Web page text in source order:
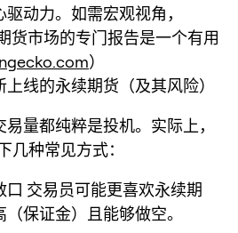
动力。如需宏观视角，
货市场的专门报告是一个有用
）
线的永续期货（及其风险）
量都纯粹是投机。实际上，
几种常见方式：
口 交易员可能更喜欢永续期
保证金）且能够做空。